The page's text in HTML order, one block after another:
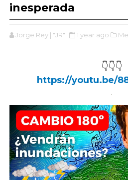
inesperada
Jorge Rey | "JR" 1 year ago
👇👇👇
https://youtu.be/